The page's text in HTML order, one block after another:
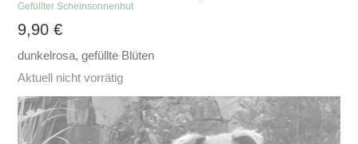
Gefüllter Scheinsonnenhut
9,90€
dunkelrosa, gefüllte Blüten
Aktuell nicht vorrätig